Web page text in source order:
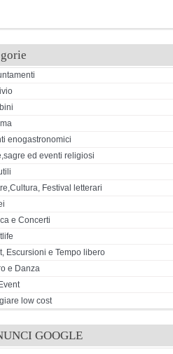
enogastronomici
ed eventi religiosi
Festival letterari
e Concerti
Escursioni e Tempo libero
e Danza
low cost
GOOGLE